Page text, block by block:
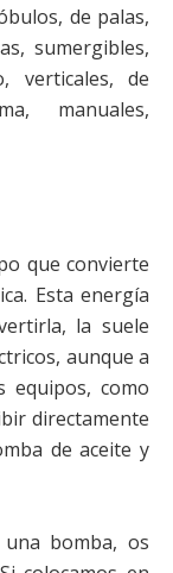
de palas,
sumergibles,
verticales, de
manuales,
que convierte
Esta energía
la suele
aunque a
equipos, como
directamente
de aceite y
bomba, os